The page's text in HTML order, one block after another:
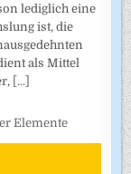
lediglich eine
ist, die
als Mittel
[...]
Elemente